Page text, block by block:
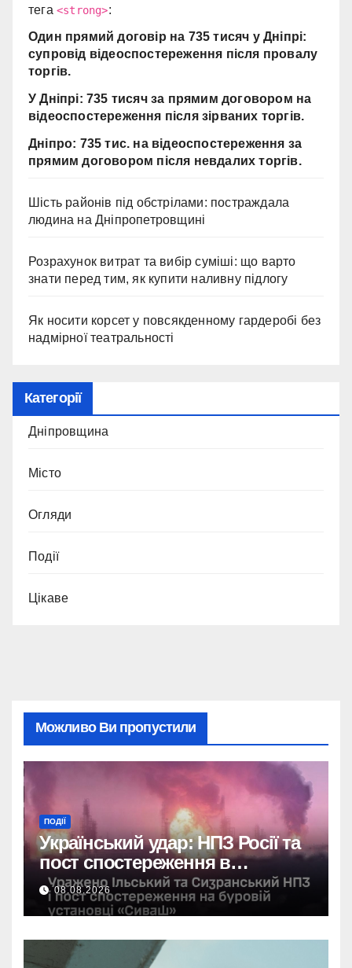
тега <strong>:
Один прямий договір на 735 тисяч у Дніпрі:
супровід відеоспостереження після провалу
торгів.
У Дніпрі: 735 тисяч за прямим договором на
відеоспостереження після зірваних торгів.
Дніпро: 735 тис. на відеоспостереження за
прямим договором після невдалих торгів.
Шість районів під обстрілами: постраждала
людина на Дніпропетровщині
Розрахунок витрат та вибір суміші: що варто
знати перед тим, як купити наливну підлогу
Як носити корсет у повсякденному гардеробі без
надмірної театральності
Категорії
Дніпровщина
Місто
Огляди
Події
Цікаве
Можливо Ви пропустили
ПОДІЇ
Український удар: НПЗ Росії та
пост спостереження в
Чорному морі вражені.
08.08.2026